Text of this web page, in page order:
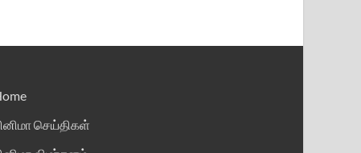
செய்திகள்